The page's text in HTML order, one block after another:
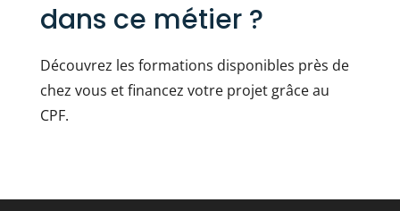
dans ce métier ?
Découvrez les formations disponibles près de
chez vous et financez votre projet grâce au
CPF.